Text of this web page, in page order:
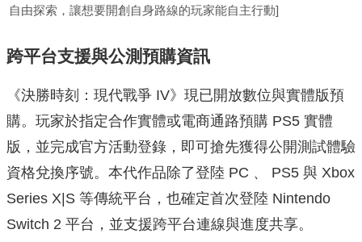
自由探索，讓想要開創自身路線的玩家能自主行動]
跨平台支援與公測預購資訊
《決勝時刻：現代戰爭 IV》現已開放數位與實體版預
購。玩家於指定合作實體或電商通路預購 PS5 實體
版，並完成官方活動登錄，即可搶先獲得公開測試體驗
資格兌換序號。本代作品除了登陸 PC 、 PS5 與 Xbox
Series X|S 等傳統平台，也確定首次登陸 Nintendo
Switch 2 平台，並支援跨平台連線與進度共享。